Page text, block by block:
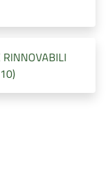
RINNOVABILI